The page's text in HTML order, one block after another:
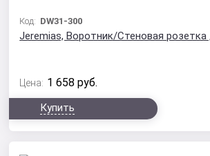
Код: DW31-300
Jeremias, Воротник/Стеновая
Цена: 1 658 руб.
Купить